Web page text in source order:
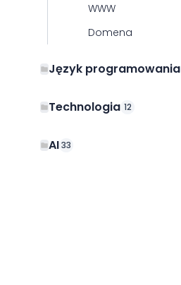
WWW
Domena
Język programowania
Technologia 12
AI33